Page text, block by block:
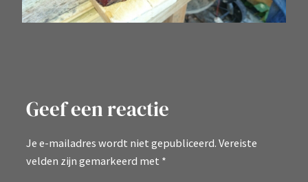
Geef een reactie
Je e-mailadres wordt niet gepubliceerd. Vereiste
velden zijn gemarkeerd met *